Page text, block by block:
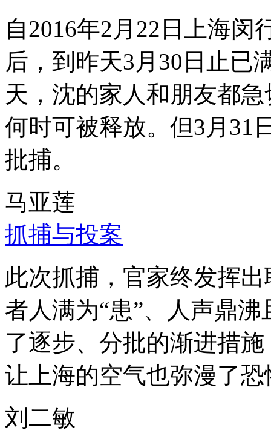
自2016年2月22日上海
后，到昨天3月30日止已
天，沈的家人和朋友都
何时可被释放。但3月31
批捕。
马亚莲
抓捕与投案
此次抓捕，官家终发挥
者人满为“患”、人声鼎
了逐步、分批的渐进措
让上海的空气也弥漫了
刘二敏